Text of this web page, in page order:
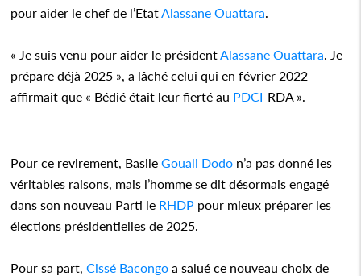
pour aider le chef de l’EtatAlassane Ouattara.
« Je suis venu pour aider le présidentAlassane Ouattara. Je
prépare déjà 2025 », a lâché celui qui en février 2022
affirmait que « Bédié était leur fierté au PDCI-RDA ».
Pour ce revirement, BasileGouali Dodo n’a pas donné les
véritables raisons, mais l’homme se dit désormais engagé
dans son nouveau Parti le RHDP pour mieux préparer les
élections présidentielles de 2025.
Pour sa part,Cissé Bacongo a salué ce nouveau choix de